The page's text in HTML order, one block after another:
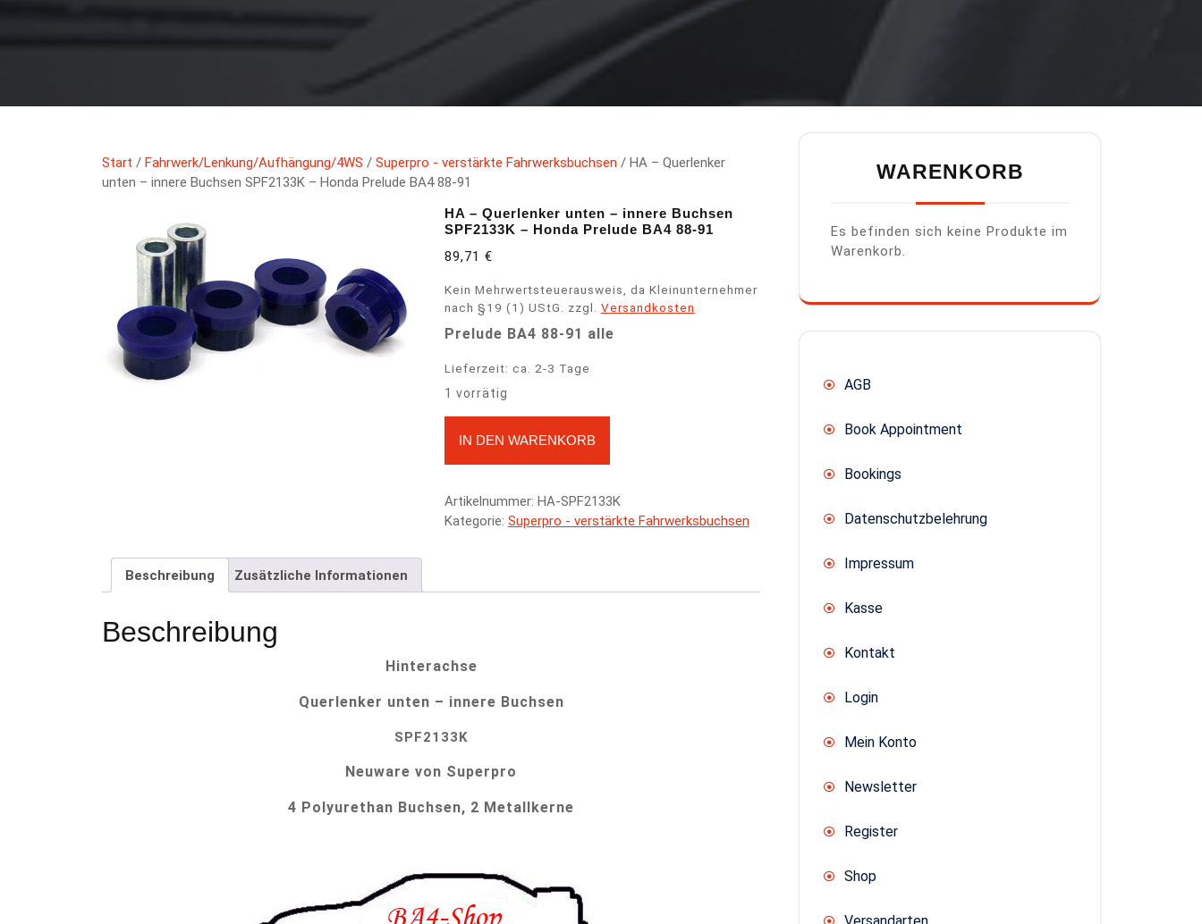
Start / Fahrwerk/Lenkung/Aufhängung/4WS / Superpro - verstärkte Fahrwerksbuchsen / HA – Querlenker
unten – innere Buchsen SPF2133K – Honda Prelude BA4 88-91
HA – Querlenker unten – innere Buchsen
SPF2133K – Honda Prelude BA4 88-91
89,71 €
Kein Mehrwertsteuerausweis, da Kleinunternehmer
nach §19 (1) UStG. zzgl. Versandkosten
Prelude BA4 88-91 alle
Lieferzeit: ca. 2-3 Tage
1 vorrätig
HA - Querlenker unten - innere Buchsen SPF2133K - Honda Prelude BA4 88-91 Menge
IN DEN WARENKORB
t
r
n
Artikelnummer: HA-SPF2133K
Kategorie: Superpro - verstärkte Fahrwerksbuchsen
Beschreibung Zusätzliche Informationen
Beschreibung
Hinterachse
Querlenker unten – innere Buchsen
SPF2133K
Neuware von Superpro
4 Polyurethan Buchsen, 2 Metallkerne
WARENKORB
Es befinden sich keine Produkte im
Warenkorb.
AGB
Book Appointment
Bookings
Datenschutzbelehrung
Impressum
Kasse
Kontakt
Login
Mein Konto
Newsletter
Register
Shop